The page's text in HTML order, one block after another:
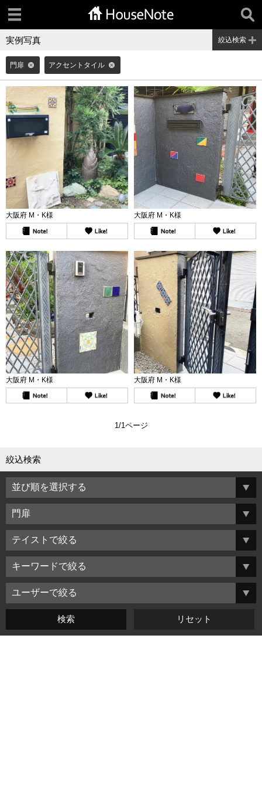
実例写真 絞込検索
門扉 アクセントタイル
大阪府 M・K様 大阪府 M・K様
大阪府 M・K様 大阪府 M・K様
1/1ページ
絞込検索